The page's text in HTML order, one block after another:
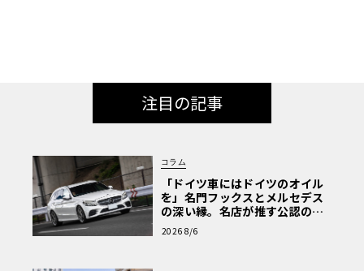
注目の記事
コラム
「ドイツ車にはドイツのオイル
を」名門フックスとメルセデス
の深い縁。名店が推す公認の安
心と、Cクラスで味わうシルキー
な走り〈PR〉
2026 8/6